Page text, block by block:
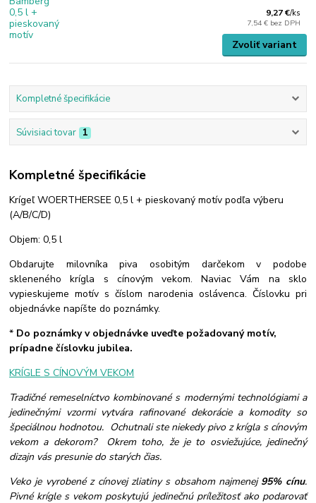
9,27 €/ks
7,54 € bez DPH
Zvoliť variant
Kompletné špecifikácie
Súvisiaci tovar 1
Kompletné špecifikácie
Krígeľ WOERTHERSEE 0,5 l + pieskovaný motív podľa výberu
(A/B/C/D)
Objem: 0,5 l
Obdarujte milovníka piva osobitým darčekom v podobe
skleneného krígla s cínovým vekom. Naviac Vám na sklo
vypieskujeme motív s číslom narodenia oslávenca. Číslovku pri
objednávke napíšte do poznámky.
* Do poznámky v objednávke uveďte požadovaný motív,
prípadne číslovku jubilea.
KRÍGLE S CÍNOVÝM VEKOM
Tradičné remeselníctvo kombinované s modernými technológiami a
jedinečnými vzormi vytvára rafinované dekorácie a komodity so
špeciálnou hodnotou. Ochutnali ste niekedy pivo z krígla s cínovým
vekom a dekorom? Okrem toho, že je to osviežujúce, jedinečný
dizajn vás presunie do starých čias.
Veko je vyrobené z cínovej zliatiny s obsahom najmenej 95% cínu.
Pivné krígle s vekom poskytujú jedinečnú príležitosť ako podarovať